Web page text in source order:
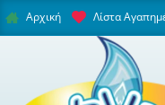
Αρχική Λίστα